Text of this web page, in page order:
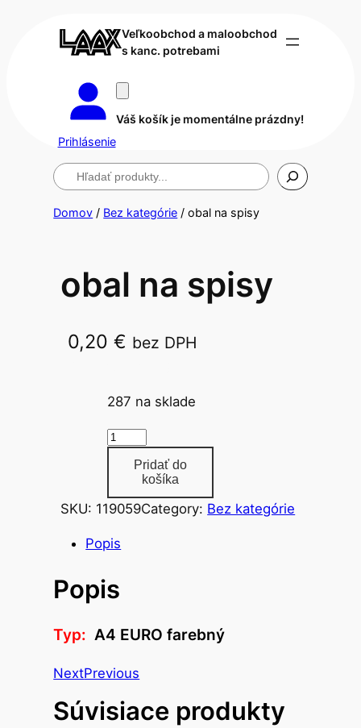
Veľkoobchod a maloobchod
s kanc. potrebami
Prihlásenie
Váš košík je momentálne prázdny!
Hľadanie
Domov / Bez kategórie / obal na spisy
obal na spisy
0,20€ bez DPH
287 na sklade
m
ž
s
t
o
o
a
a
Pridať do
košíka
SKU: 119059Category: Bez kategórie
Popis
Popis
Typ: A4 EURO farebný
NextPrevious
Súvisiace produkty